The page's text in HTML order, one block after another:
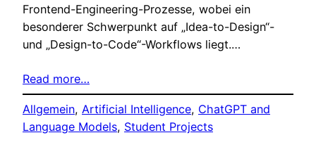
Frontend-Engineering-Prozesse, wobei ein
besonderer Schwerpunkt auf „Idea-to-Design“-
und „Design-to-Code“-Workflows liegt.…
Read more…
Allgemein, Artificial Intelligence, ChatGPT and
Language Models, Student Projects